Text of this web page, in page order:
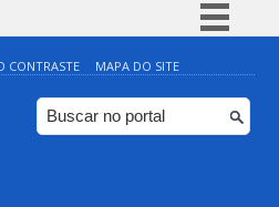
Simplifique!
Comunica BR
Participe
CONTRASTE MAPA DO SITE